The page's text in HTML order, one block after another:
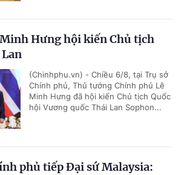
Hưng hội kiến Chủ tịch
(Chinhphu.vn) - Chiều 6/8, tại Trụ sở
Chính phủ, Thủ tướng Chính phủ Lê
Minh Hưng đã hội kiến Chủ tịch Quốc
hội Vương quốc Thái Lan Sophon...
phủ tiếp Đại sứ Malaysia: